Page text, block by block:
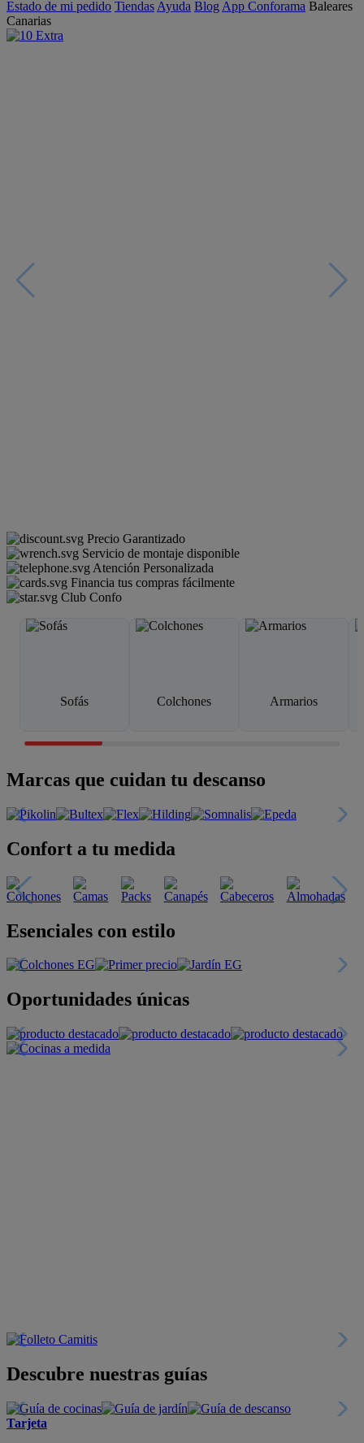
Estado de mi pedido Tiendas Ayuda Blog App Conforama Baleares
Canarias
Precio Garantizado
Servicio de montaje disponible
Atención Personalizada
Financia tus compras fácilmente
Club Confo
Sofás Colchones Armarios
Marcas que cuidan tu descanso
Confort a tu medida
Esenciales con estilo
Oportunidades únicas
Descubre nuestras guías
Tarjeta